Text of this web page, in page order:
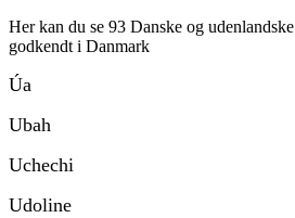
Her kan du se 93 Danske og udenlandske
godkendt i Danmark
Úa
Ubah
Uchechi
Udoline